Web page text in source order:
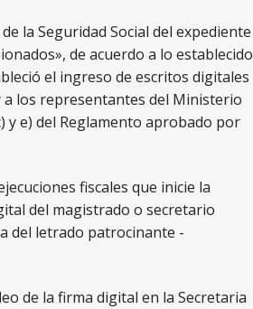
la Seguridad Social del expediente
de acuerdo a lo establecido
el ingreso de escritos digitales
los representantes del Ministerio
y e) del Reglamento aprobado por
fiscales que inicie la
del magistrado o secretario
del letrado patrocinante -
de la firma digital en la Secretaria